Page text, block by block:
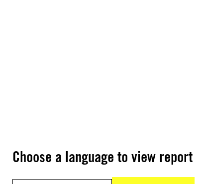
Choose a language to view report